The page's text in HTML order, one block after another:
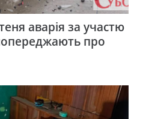
аварія за участю
про